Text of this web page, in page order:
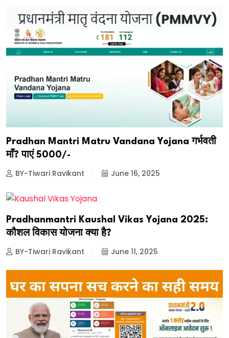
Pradhan Mantri Matru Vandana Yojana गर्भवती
माँ? पाएं ₹5000/-
BY-Tiwari Ravikant June 16, 2025
Pradhanmantri Kaushal Vikas Yojana 2025:
कौशल विकास योजना क्या है?
BY-Tiwari Ravikant June 11, 2025